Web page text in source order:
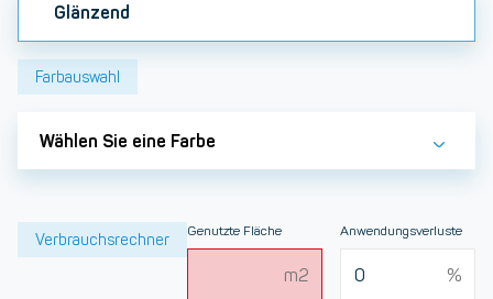
Glänzend
Farbauswahl
Wählen Sie eine Farbe
Verbrauchsrechner Genutzte Fläche Anwendungsverluste